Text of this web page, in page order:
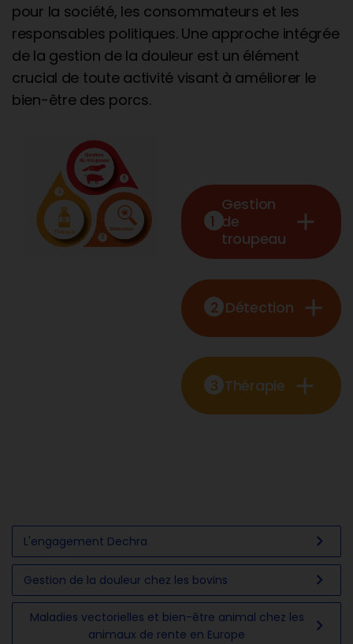
pour la société, les consommateurs et les
responsables politiques. Une approche intégrée
de la gestion de la douleur est un élément
crucial de toute activité visant à améliorer le
bien-être des porcs.
1
Gestion
de
troupeau
add
2 Détection add
3 Thérapie add
L'engagement Dechra chevron_right
Gestion de la douleur chez les bovins chevron_right
Maladies vectorielles et bien-être animal chez les
animaux de rente en Europe
chevron_right